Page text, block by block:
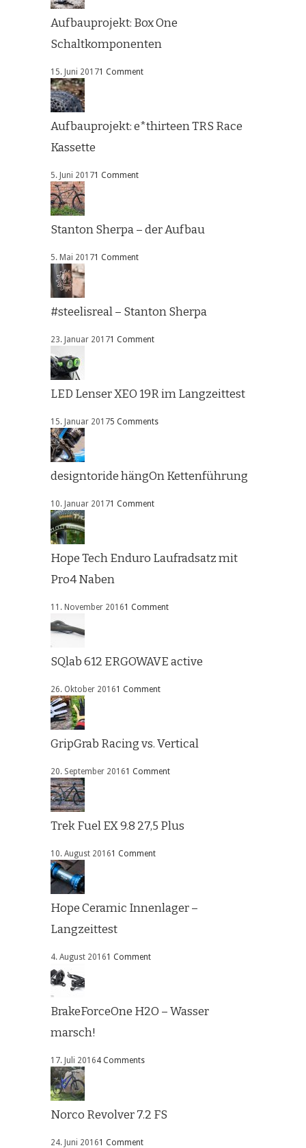
Aufbauprojekt: Box One
Schaltkomponenten
15. Juni 20171 Comment
Aufbauprojekt: e*thirteen TRS Race
Kassette
5. Juni 20171 Comment
Stanton Sherpa – der Aufbau
5. Mai 20171 Comment
#steelisreal – Stanton Sherpa
23. Januar 20171 Comment
LED Lenser XEO 19R im Langzeittest
15. Januar 20175 Comments
designtoride hängOn Kettenführung
10. Januar 20171 Comment
Hope Tech Enduro Laufradsatz mit
Pro4 Naben
11. November 20161 Comment
SQlab 612 ERGOWAVE active
26. Oktober 20161 Comment
GripGrab Racing vs. Vertical
20. September 20161 Comment
Trek Fuel EX 9.8 27,5 Plus
10. August 20161 Comment
Hope Ceramic Innenlager –
Langzeittest
4. August 20161 Comment
BrakeForceOne H2O – Wasser
marsch!
17. Juli 20164 Comments
Norco Revolver 7.2 FS
24. Juni 20161 Comment